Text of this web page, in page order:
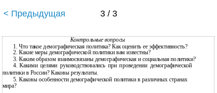
< Предыдущая 3 / 3
Контрольные вопросы
1.
Что такое демографическая политика? Как оценить ее эффективность?
2. Какие меры демографической политики вам известны?
3. Каким образом взаимосвязаны демографическая и социальная политики?
4. Какими целями руководствовались при проведении демографической
политики в России? Каковы результаты.
5. Каковы особенности демографической политики в различных странах
мира?